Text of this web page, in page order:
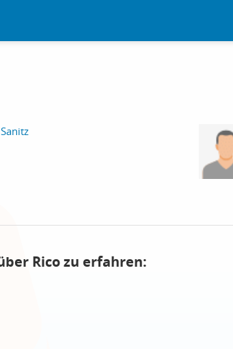
Rico zu erfahren: